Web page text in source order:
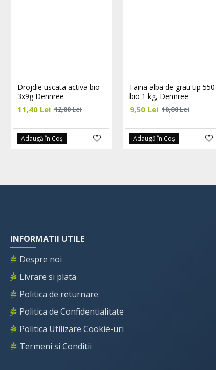
Drojdie uscata activa bio
3x9g Dennree
11,40 Lei 12,00 Lei
Adaugă în Coş
Faina alba de grau tip 550
bio 1 kg, Dennree
9,50 Lei 10,00 Lei
Adaugă în Coş
INFORMATII UTILE
Despre noi
Livrare si plata
Politica de returnare
Politica de Confidentialitate
Politica Utilizare Cookie-uri
Termeni si Conditii